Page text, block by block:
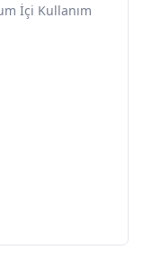
İçi Kullanım